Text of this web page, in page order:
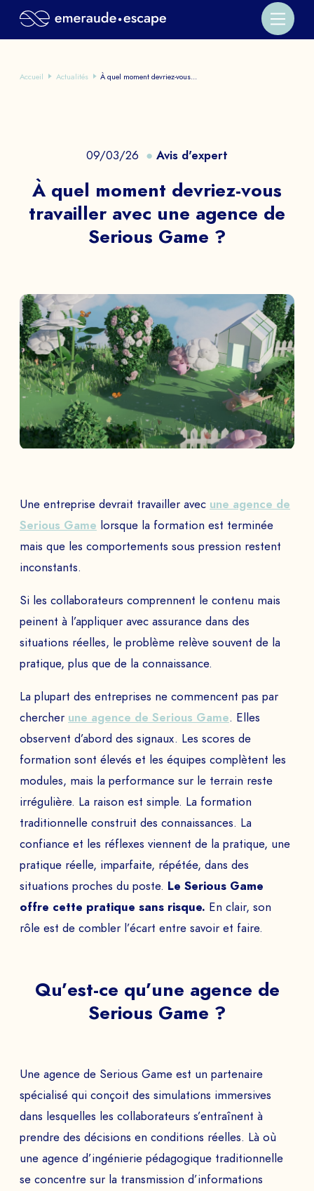
Accueil Actualités À quel moment devriez-vous...
09/03/26 Avis d'expert
À quel moment devriez-vous
travailler avec une agence de
Serious Game ?
Une entreprise devrait travailler avec une agence de
Serious Game lorsque la formation est terminée
mais que les comportements sous pression restent
inconstants.
Si les collaborateurs comprennent le contenu mais
peinent à l’appliquer avec assurance dans des
situations réelles, le problème relève souvent de la
pratique, plus que de la connaissance.
La plupart des entreprises ne commencent pas par
chercher une agence de Serious Game. Elles
observent d’abord des signaux. Les scores de
formation sont élevés et les équipes complètent les
modules, mais la performance sur le terrain reste
irrégulière. La raison est simple. La formation
traditionnelle construit des connaissances. La
confiance et les réflexes viennent de la pratique, une
pratique réelle, imparfaite, répétée, dans des
situations proches du poste. Le Serious Game
offre cette pratique sans risque. En clair, son
rôle est de combler l’écart entre savoir et faire.
Qu’est-ce qu’une agence de
Serious Game ?
Une agence de Serious Game est un partenaire
spécialisé qui conçoit des simulations immersives
dans lesquelles les collaborateurs s’entraînent à
prendre des décisions en conditions réelles. Là où
une agence d’ingénierie pédagogique traditionnelle
se concentre sur la transmission d’informations